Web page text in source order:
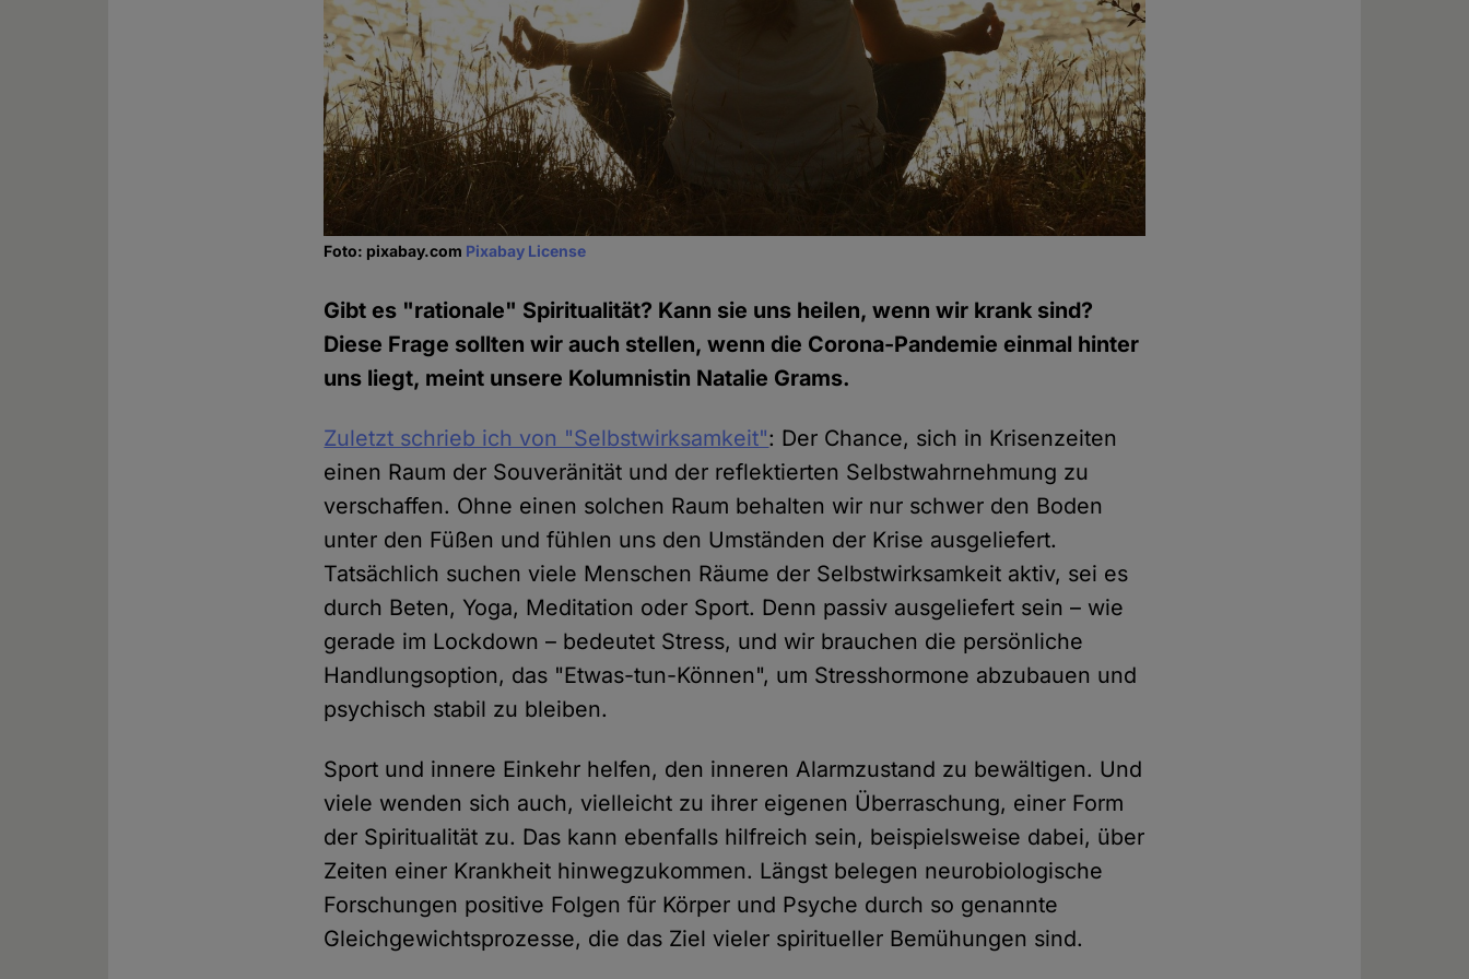
Foto: pixabay.com Pixabay License
Gibt es "rationale" Spiritualität? Kann sie uns heilen, wenn wir krank sind?
Diese Frage sollten wir auch stellen, wenn die Corona-Pandemie einmal hinter
uns liegt, meint unsere Kolumnistin Natalie Grams.
Zuletzt schrieb ich von "Selbstwirksamkeit": Der Chance, sich in Krisenzeiten
einen Raum der Souveränität und der reflektierten Selbstwahrnehmung zu
verschaffen. Ohne einen solchen Raum behalten wir nur schwer den Boden
unter den Füßen und fühlen uns den Umständen der Krise ausgeliefert.
Tatsächlich suchen viele Menschen Räume der Selbstwirksamkeit aktiv, sei es
durch Beten, Yoga, Meditation oder Sport. Denn passiv ausgeliefert sein – wie
gerade im Lockdown – bedeutet Stress, und wir brauchen die persönliche
Handlungsoption, das "Etwas-tun-Können", um Stresshormone abzubauen und
psychisch stabil zu bleiben.
Sport und innere Einkehr helfen, den inneren Alarmzustand zu bewältigen. Und
viele wenden sich auch, vielleicht zu ihrer eigenen Überraschung, einer Form
der Spiritualität zu. Das kann ebenfalls hilfreich sein, beispielsweise dabei, über
Zeiten einer Krankheit hinwegzukommen. Längst belegen neurobiologische
Forschungen positive Folgen für Körper und Psyche durch so genannte
Gleichgewichtsprozesse, die das Ziel vieler spiritueller Bemühungen sind.